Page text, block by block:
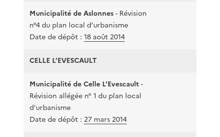
Municipalité de Aslonnes- Révision
n°4 du plan local d’urbanisme
Date de dépôt : 18 août 2014
CELLE L’EVESCAULT
Municipalité de Celle L’Evescault-
Révision allégée n° 1 du plan local
d’urbanisme
Date de dépôt : 27 mars 2014